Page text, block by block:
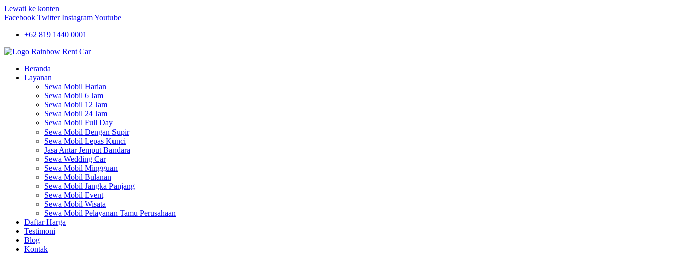
Lewati ke konten
Facebook Twitter InstagramYoutube
+62 819 1440 0001
Beranda
Layanan
Sewa Mobil Harian
Sewa Mobil 6 Jam
Sewa Mobil 12 Jam
Sewa Mobil 24 Jam
Sewa Mobil Full Day
Sewa Mobil Dengan Supir
Sewa Mobil Lepas Kunci
Jasa Antar Jemput Bandara
Sewa Wedding Car
Sewa Mobil Mingguan
Sewa Mobil Bulanan
Sewa Mobil Jangka Panjang
Sewa Mobil Event
Sewa Mobil Wisata
Sewa Mobil Pelayanan Tamu Perusahaan
Daftar Harga
Testimoni
Blog
Kontak